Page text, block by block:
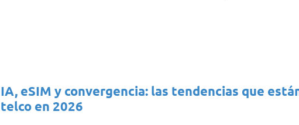
IA, eSIM y convergencia: las tendencias que
telco en 2026